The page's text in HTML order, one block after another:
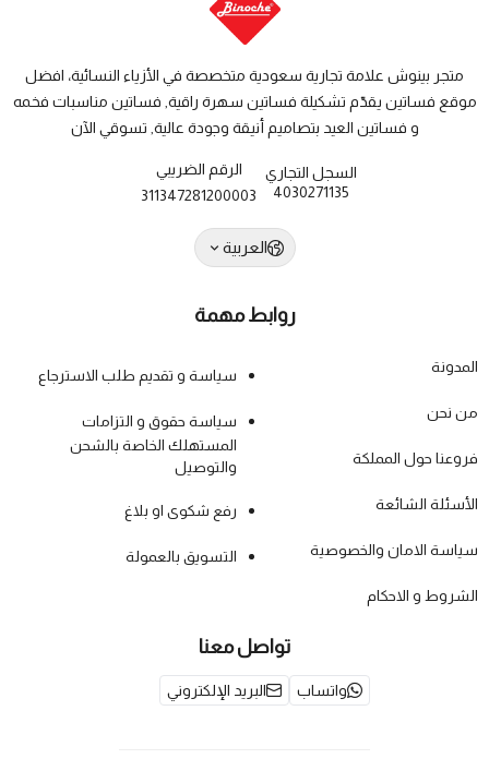
متجر بينوش علامة تجارية سعودية متخصصة في الأزياء النسائية، افضل
موقع فساتين يقدّم تشكيلة فساتين سهرة راقية, فساتين مناسبات فخمه
و فساتين العيد بتصاميم أنيقة وجودة عالية, تسوقي الآن
السجل التجاري
4030271135
الرقم الضريبي
311347281200003
العربية
روابط مهمة
المدونة
من نحن
فروعنا حول المملكة
الأسئلة الشائعة
سياسة الامان والخصوصية
الشروط و الاحكام
سياسة و تقديم طلب الاسترجاع
سياسة حقوق و التزامات
المستهلك الخاصة بالشحن
والتوصيل
رفع شكوى او بلاغ
التسويق بالعمولة
تواصل معنا
واتساب البريد الإلكتروني